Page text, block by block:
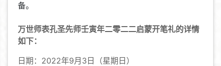
备。
万世师表孔圣先师壬寅年二零二二启蒙开笔礼的详情
如下：
日期：2022年9月3日（星期日）